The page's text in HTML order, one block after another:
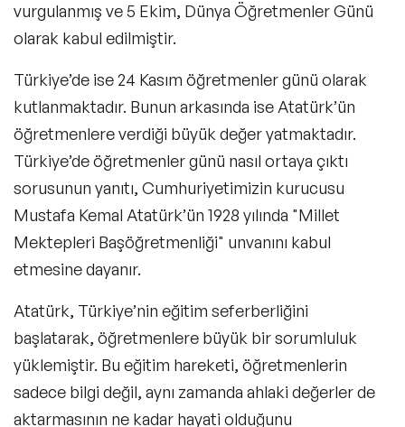
vurgulanmış ve5 Ekim, Dünya Öğretmenler Günü
olarak kabul edilmiştir.
Türkiye’de ise24 Kasım öğretmenler günü olarak
kutlanmaktadır. Bunun arkasında ise Atatürk’ün
öğretmenlere verdiği büyük değer yatmaktadır.
Türkiye’deöğretmenler günü nasıl ortaya çıktı
sorusunun yanıtı, Cumhuriyetimizin kurucusu
Mustafa Kemal Atatürk’ün 1928 yılında "Millet
Mektepleri Başöğretmenliği" unvanını kabul
etmesine dayanır.
Atatürk, Türkiye’nin eğitim seferberliğini
başlatarak, öğretmenlere büyük bir sorumluluk
yüklemiştir. Bu eğitim hareketi, öğretmenlerin
sadece bilgi değil, aynı zamanda ahlaki değerler de
aktarmasının ne kadar hayati olduğunu